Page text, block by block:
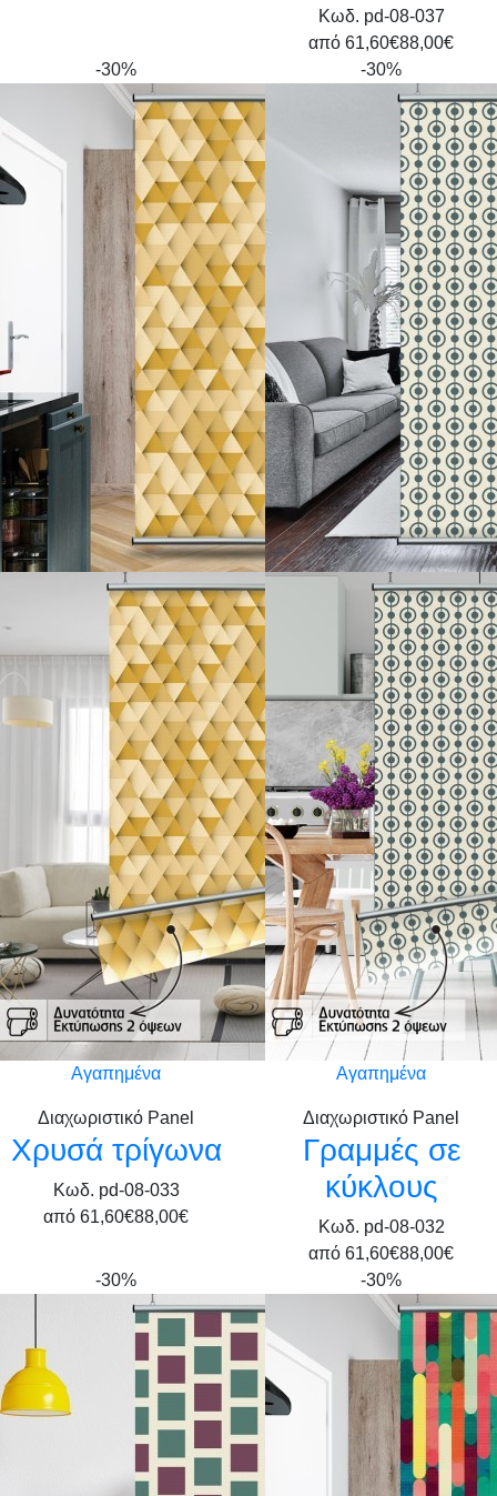
Κωδ. pd-08-037
από 61,60€88,00€
-30%
Αγαπημένα
Διαχωριστικό Panel
Χρυσά τρίγωνα
Κωδ. pd-08-033
από 61,60€88,00€
-30%
Αγαπημένα
Διαχωριστικό Panel
Γραμμές σε
κύκλους
Κωδ. pd-08-032
από 61,60€88,00€
-30%
-30%